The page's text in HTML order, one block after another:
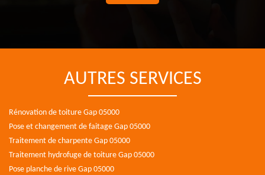
AUTRES SERVICES
Rénovation de toiture Gap 05000
Pose et changement de faitage Gap 05000
Traitement de charpente Gap 05000
Traitement hydrofuge de toiture Gap 05000
Pose planche de rive Gap 05000